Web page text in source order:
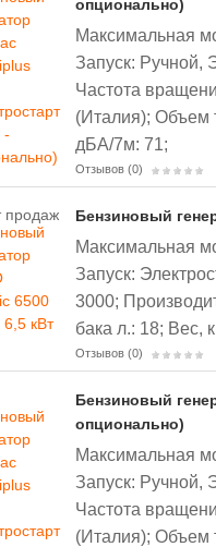
опционально)
Максимальная
Запуск: Ручной,
Частота
(Италия);Объем
дБА/7м: 71;
Отзывов (0)
Бензиновый
Максимальная
Запуск:
3000;
бака л.: 18; Вес,
Отзывов (0)
Бензиновый
опционально)
Максимальная
Запуск: Ручной,
Частота
(Италия);Объем